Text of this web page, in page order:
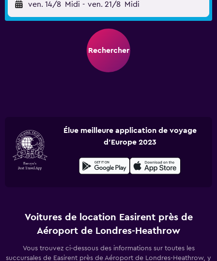
ven. 14/8 Midi - ven. 21/8 Midi
Rechercher
Élue meilleure application de voyage
d'Europe 2023
Voitures de location Easirent près de
Aéroport de Londres-Heathrow
Vous trouvez ci-dessous des informations sur toutes les
succursales de Easirent près de Aéroport de Londres-Heathrow, y